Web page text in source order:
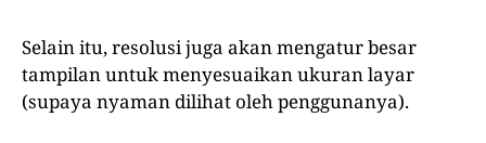
Selain itu, resolusi juga akan mengatur besar
tampilan untuk menyesuaikan ukuran layar
(supaya nyaman dilihat oleh penggunanya).